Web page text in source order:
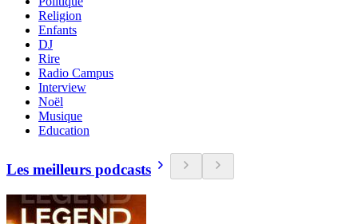
Religion
Enfants
DJ
Rire
Radio Campus
Interview
Noël
Musique
Education
Les meilleurs podcasts